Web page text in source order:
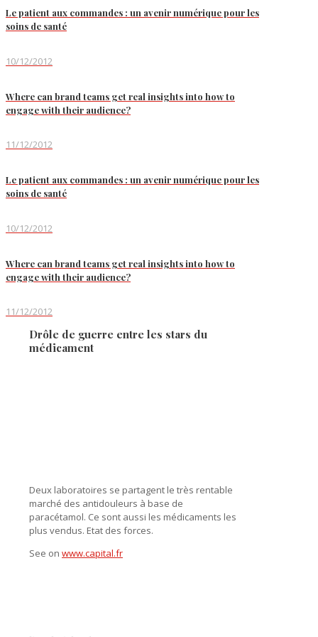
Le patient aux commandes : un avenir numérique pour les
soins de santé
10/12/2012
Where can brand teams get real insights into how to
engage with their audience?
11/12/2012
Le patient aux commandes : un avenir numérique pour les
soins de santé
10/12/2012
Where can brand teams get real insights into how to
engage with their audience?
11/12/2012
Drôle de guerre entre les stars du
médicament
Deux laboratoires se partagent le très rentable
marché des antidouleurs à base de
paracétamol. Ce sont aussi les médicaments les
plus vendus. Etat des forces.
See on www.capital.fr